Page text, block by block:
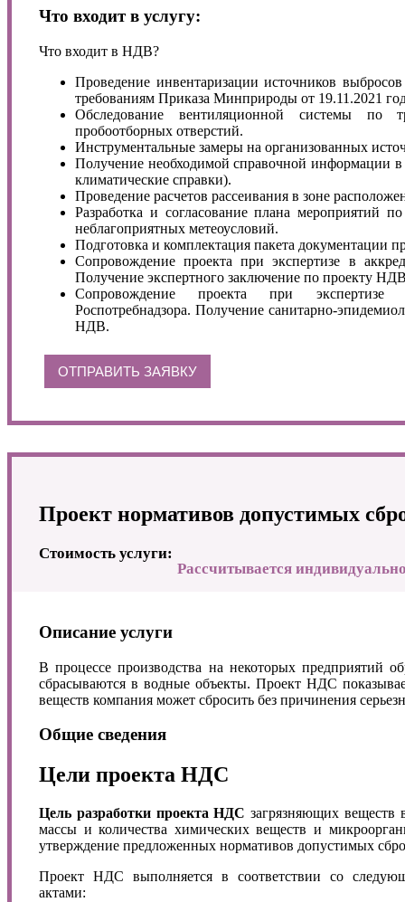
Что входит в услугу:
Что входит в НДВ?
Проведение инвентаризации источников
требованиям Приказа Минприроды от 19.11.2021
Обследование вентиляционной системы по
пробоотборных отверстий.
Инструментальные замеры на организованных
Получение необходимой справочной информации в
климатические справки).
Проведение расчетов рассеивания в зоне
Разработка и согласование плана мероприятий
неблагоприятных метеоусловий.
Подготовка и комплектация пакета документации
Сопровождение проекта при экспертизе в
Получение экспертного заключение по проекту
Сопровождение проекта при экспертизе
Роспотребнадзора. Получение санитарно-
НДВ.
ОТПРАВИТЬ ЗАЯВКУ
Проект нормативов допустимых
Стоимость услуги:
Рассчитывается
Описание услуги
В процессе производства на некоторых предприятий
сбрасываются в водные объекты. Проект НДС
веществ компания может сбросить без причинения
Общие сведения
Цели проекта НДС
Цель разработки проекта НДС загрязняющих
массы и количества химических веществ и
утверждение предложенных нормативов допустимых
Проект НДС выполняется в соответствии со
актами: